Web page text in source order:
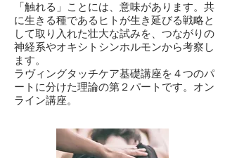
​「触れる」ことには、意味があります。共
に生きる種であるヒトが生き延びる戦略と
して取り入れた壮大な試みを、つながりの
神経系やオキシトシンホルモンから考察し
ます。
ラヴィングタッチケア基礎講座を４つのパ
ートに分けた理論の第２パートです。オン
ライン講座。​